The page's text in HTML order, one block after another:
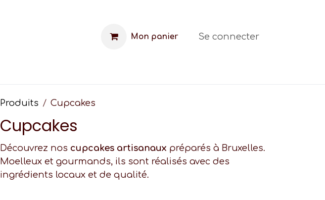
Mon panier Se connecter
Produits Cupcakes
Cupcakes
Découvrez nos cupcakes artisanaux préparés à Bruxelles.
Moelleux et gourmands, ils sont réalisés avec des
ingrédients locaux et de qualité.